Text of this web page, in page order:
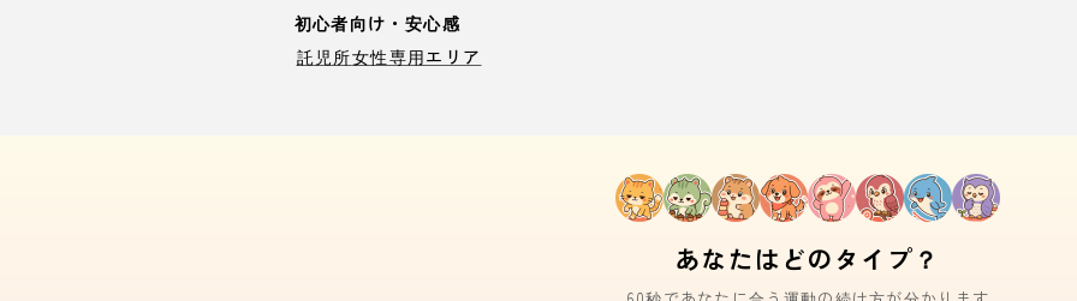
初心者向け・安心感
託児所女性専用エリア
あなたはどのタイプ？